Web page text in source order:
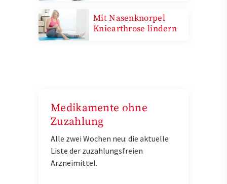
Mit Nasenknorpel
Kniearthrose lindern
Medikamente ohne
Zuzahlung
Alle zwei Wochen neu: die aktuelle
Liste der zuzahlungsfreien
Arzneimittel.